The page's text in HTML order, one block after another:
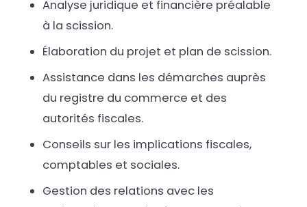
Analyse juridique et financière préalable
à la scission.
Élaboration du projet et plan de scission.
Assistance dans les démarches auprès
du registre du commerce et des
autorités fiscales.
Conseils sur les implications fiscales,
comptables et sociales.
Gestion des relations avec les